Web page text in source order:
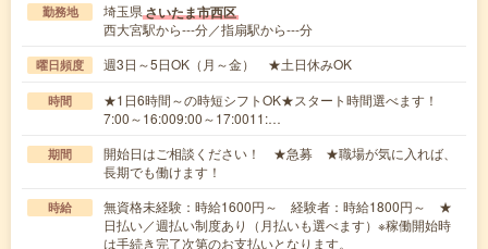
勤務地 埼玉県さいたま市西区
西大宮駅から---分／指扇駅から---分
曜日頻度 週3日～5日OK（月～金） ★土日休みOK
時間
★1日6時間～の時短シフトOK★スタート時間選べます！
7:00～16:009:00～17:0011:…
期間
開始日はご相談ください！ ★急募 ★職場が気に入れば、
長期でも働けます！
時給
無資格未経験：時給1600円～ 経験者：時給1800円～ ★
日払い／週払い制度あり（月払いも選べます）※稼働開始時
は手続き完了次第のお支払いとなります。